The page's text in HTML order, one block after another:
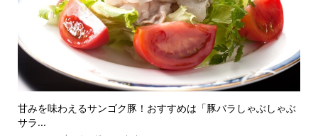
甘みを味わえるサンゴク豚！おすすめは「豚バラしゃぶしゃぶ
サラ...